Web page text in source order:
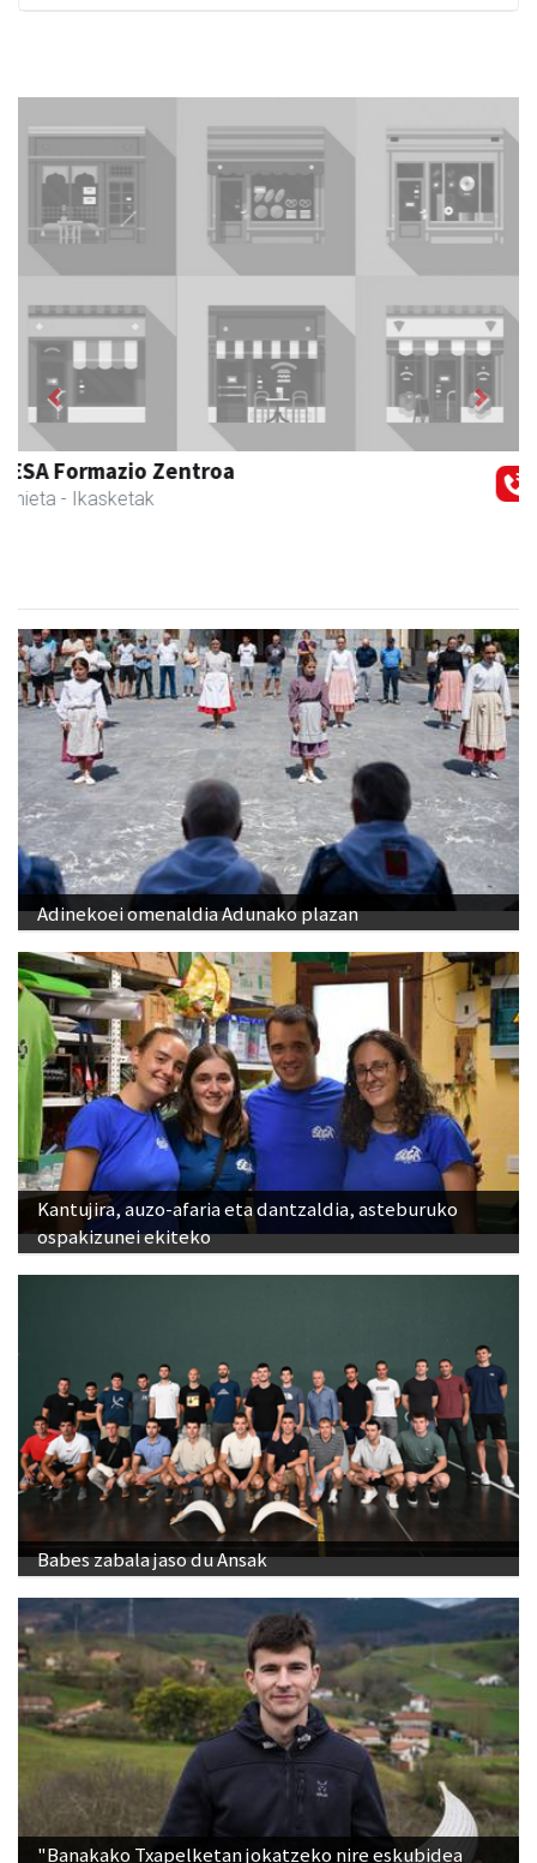
Ikasmin ikasketa zentroa
Urnieta - Ikasketa zentroak
Previous Next
Adinekoei omenaldia Adunako plazan
Kantujira, auzo-afaria eta dantzaldia, asteburuko
ospakizunei ekiteko
Babes zabala jaso du Ansak
"Banakako Txapelketan jokatzeko nire eskubidea
aldarrikatzen dut"